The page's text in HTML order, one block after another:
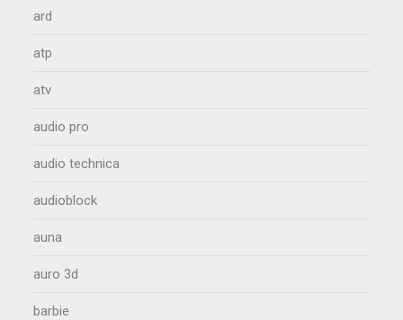
ard
atp
atv
audio pro
audio technica
audioblock
auna
auro 3d
barbie